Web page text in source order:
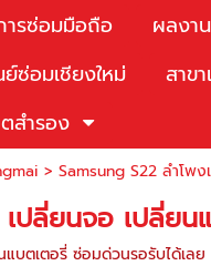
ารซ่อมมือถือ ผลงา
ซ่อมเชียงใหม่ สาข
สำรอง
> Samsung S22 ลำโพ
ปลี่ยนจอ เปลี่ย
บตเตอรี่ ซ่อมด่วนรอรับได้เลย